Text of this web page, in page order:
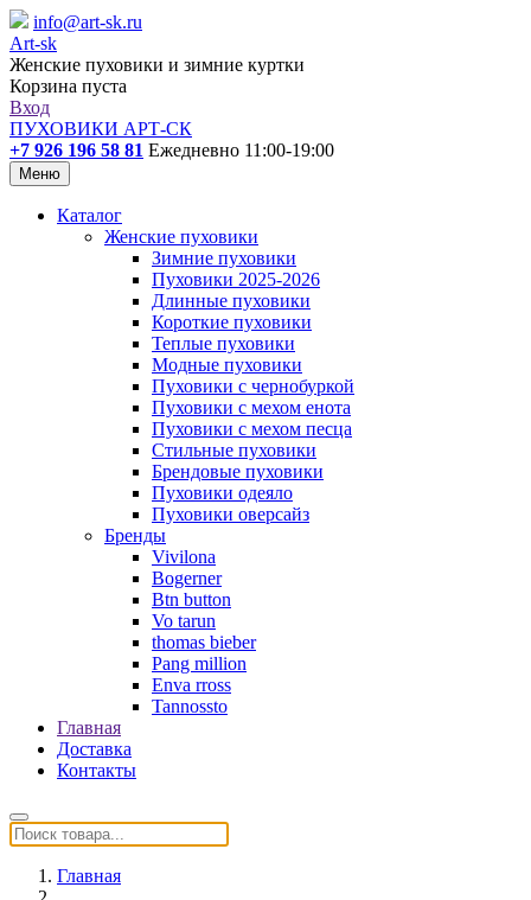
info@art-sk.ru
Art-sk
Женские пуховики и зимние куртки
Корзина пуста
Вход
ПУХОВИКИ АРТ-СК
+7 926 196 58 81 Ежедневно 11:00-19:00
Меню
Каталог
Женские пуховики
Зимние пуховики
Пуховики 2025-2026
Длинные пуховики
Короткие пуховики
Теплые пуховики
Модные пуховики
Пуховики с чернобуркой
Пуховики с мехом енота
Пуховики с мехом песца
Стильные пуховики
Брендовые пуховики
Пуховики одеяло
Пуховики оверсайз
Бренды
Vivilona
Bogerner
Btn button
Vo tarun
thomas bieber
Pang million
Enva rross
Tannossto
Главная
Доставка
Контакты
Главная